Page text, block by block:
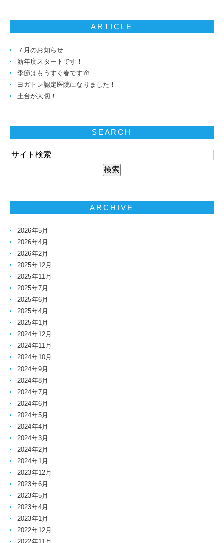
ARTICLE
７月のお知らせ
新年度スタートです！
季節はもうすぐ春です🌸
ヨガトレ認定医院になりました！
土台が大切！
SEARCH
ARCHIVE
2026年5月
2026年4月
2026年2月
2025年12月
2025年11月
2025年7月
2025年6月
2025年4月
2025年1月
2024年12月
2024年11月
2024年10月
2024年9月
2024年8月
2024年7月
2024年6月
2024年5月
2024年4月
2024年3月
2024年2月
2024年1月
2023年12月
2023年6月
2023年5月
2023年4月
2023年1月
2022年12月